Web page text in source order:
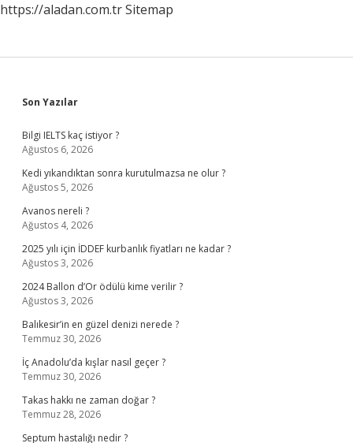
https://aladan.com.trSitemap
Sidebar
Son Yazılar
Bilgi IELTS kaç istiyor ?
Ağustos 6, 2026
Kedi yıkandıktan sonra kurutulmazsa ne olur ?
Ağustos 5, 2026
Avanos nereli ?
Ağustos 4, 2026
2025 yılı için İDDEF kurbanlık fiyatları ne kadar ?
Ağustos 3, 2026
2024 Ballon d’Or ödülü kime verilir ?
Ağustos 3, 2026
Balıkesir’in en güzel denizi nerede ?
Temmuz 30, 2026
İç Anadolu’da kışlar nasıl geçer ?
Temmuz 30, 2026
Takas hakkı ne zaman doğar ?
Temmuz 28, 2026
Septum hastalığı nedir ?